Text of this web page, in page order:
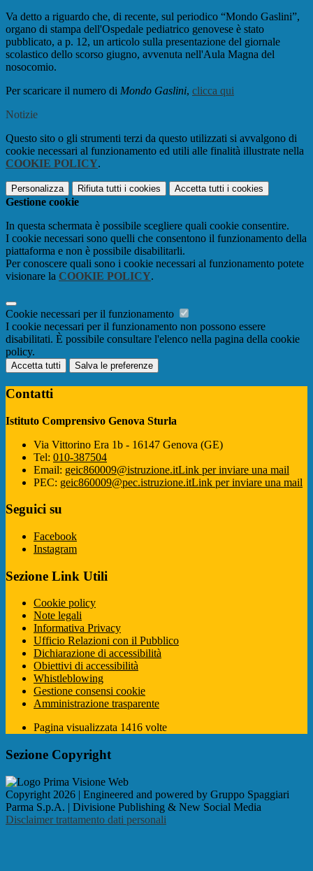
Va detto a riguardo che, di recente, sul periodico “Mondo Gaslini”,
organo di stampa dell'Ospedale pediatrico genovese è stato
pubblicato, a p. 12, un articolo sulla presentazione del giornale
scolastico dello scorso giugno, avvenuta nell'Aula Magna del
nosocomio.
Per scaricare il numero di Mondo Gaslini, clicca qui
Notizie
Questo sito o gli strumenti terzi da questo utilizzati si avvalgono di
cookie necessari al funzionamento ed utili alle finalità illustrate nella
COOKIE POLICY.
Personalizza Rifiuta tutti i cookies Accetta tutti i cookies
Gestione cookie
In questa schermata è possibile scegliere quali cookie consentire.
I cookie necessari sono quelli che consentono il funzionamento della
piattaforma e non è possibile disabilitarli.
Per conoscere quali sono i cookie necessari al funzionamento potete
visionare la COOKIE POLICY.
Cookie necessari per il funzionamento
I cookie necessari per il funzionamento non possono essere
disabilitati. È possibile consultare l'elenco nella pagina della cookie
policy.
Accetta tutti Salva le preferenze
Contatti
Istituto Comprensivo Genova Sturla
Via Vittorino Era 1b - 16147 Genova (GE)
Tel: 010-387504
Email: geic860009@istruzione.itLink per inviare una mail
PEC: geic860009@pec.istruzione.itLink per inviare una mail
Seguici su
Facebook
Instagram
Sezione Link Utili
Cookie policy
Note legali
Informativa Privacy
Ufficio Relazioni con il Pubblico
Dichiarazione di accessibilità
Obiettivi di accessibilità
Whistleblowing
Gestione consensi cookie
Amministrazione trasparente
Pagina visualizzata 1416 volte
Sezione Copyright
Copyright 2026 | Engineered and powered by Gruppo Spaggiari
Parma S.p.A. | Divisione Publishing & New Social Media
Disclaimer trattamento dati personali